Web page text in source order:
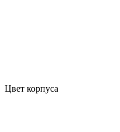
Цвет корпуса